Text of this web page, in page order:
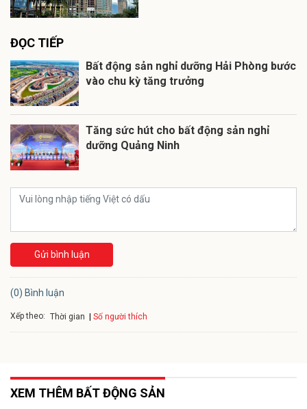
ĐỌC TIẾP
Bất động sản nghỉ dưỡng Hải Phòng bước
vào chu kỳ tăng trưởng
Tăng sức hút cho bất động sản nghỉ
dưỡng Quảng Ninh
Gửi bình luận
(0) Bình luận
Xếp theo: Thời gian Số người thích
XEM THÊM BẤT ĐỘNG SẢN